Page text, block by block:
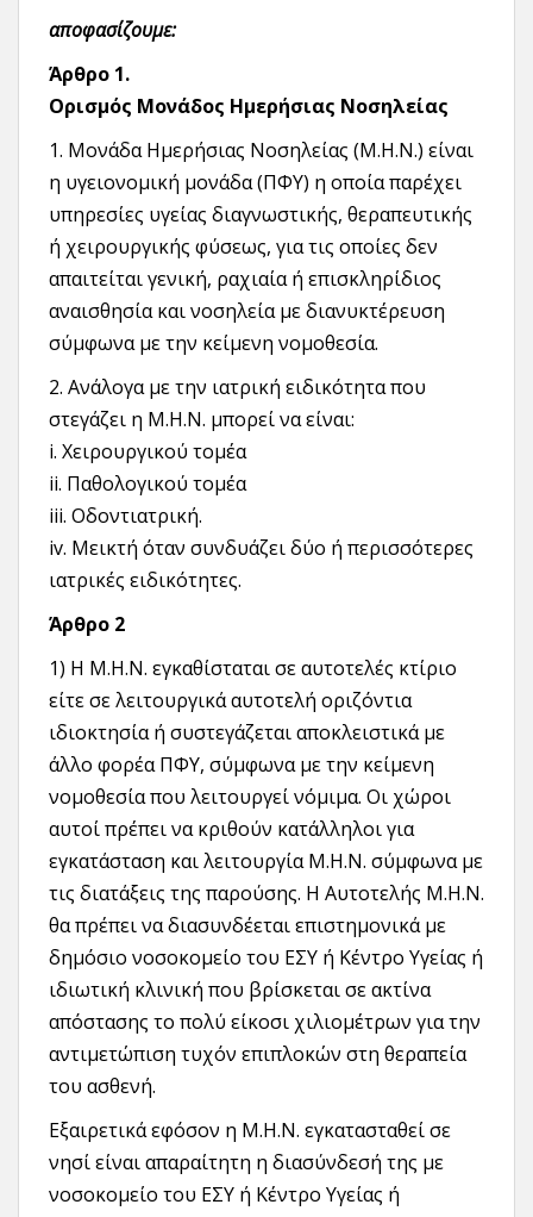
αποφασίζουμε:
Άρθρο 1.
Ορισμός Μονάδος Ημερήσιας Νοσηλείας
1. Μονάδα Ημερήσιας Νοσηλείας (Μ.Η.Ν.) είναι
η υγειονομική μονάδα (ΠΦΥ) η οποία παρέχει
υπηρεσίες υγείας διαγνωστικής, θεραπευτικής
ή χειρουργικής φύσεως, για τις οποίες δεν
απαιτείται γενική, ραχιαία ή επισκληρίδιος
αναισθησία και νοσηλεία με διανυκτέρευση
σύμφωνα με την κείμενη νομοθεσία.
2. Ανάλογα με την ιατρική ειδικότητα που
στεγάζει η Μ.Η.Ν. μπορεί να είναι:
i. Χειρουργικού τομέα
ii. Παθολογικού τομέα
iii. Οδοντιατρική.
iv. Μεικτή όταν συνδυάζει δύο ή περισσότερες
ιατρικές ειδικότητες.
Άρθρο 2
1) Η Μ.Η.Ν. εγκαθίσταται σε αυτοτελές κτίριο
είτε σε λειτουργικά αυτοτελή οριζόντια
ιδιοκτησία ή συστεγάζεται αποκλειστικά με
άλλο φορέα ΠΦΥ, σύμφωνα με την κείμενη
νομοθεσία που λειτουργεί νόμιμα. Οι χώροι
αυτοί πρέπει να κριθούν κατάλληλοι για
εγκατάσταση και λειτουργία Μ.Η.Ν. σύμφωνα με
τις διατάξεις της παρούσης. Η Αυτοτελής Μ.Η.Ν.
θα πρέπει να διασυνδέεται επιστημονικά με
δημόσιο νοσοκομείο του ΕΣΥ ή Κέντρο Υγείας ή
ιδιωτική κλινική που βρίσκεται σε ακτίνα
απόστασης το πολύ είκοσι χιλιομέτρων για την
αντιμετώπιση τυχόν επιπλοκών στη θεραπεία
του ασθενή.
Εξαιρετικά εφόσον η Μ.Η.Ν. εγκατασταθεί σε
νησί είναι απαραίτητη η διασύνδεσή της με
νοσοκομείο του ΕΣΥ ή Κέντρο Υγείας ή